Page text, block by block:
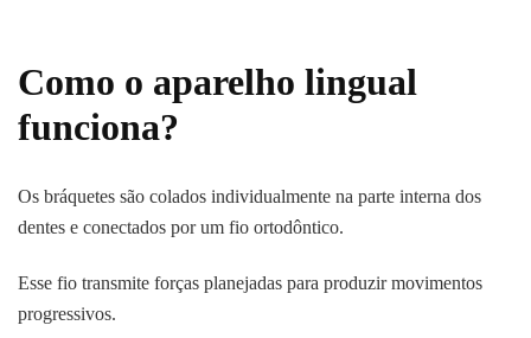
Como o aparelho lingual
funciona?
Os bráquetes são colados individualmente na parte interna dos
dentes e conectados por um fio ortodôntico.
Esse fio transmite forças planejadas para produzir movimentos
progressivos.